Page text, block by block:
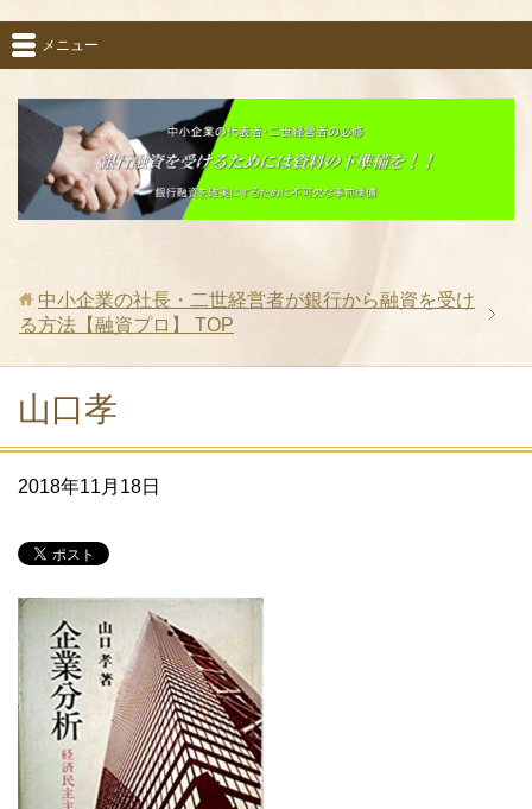
メニュー
中小企業の社長・二世経営者が銀行から融資を受け
る方法【融資プロ】
TOP
山口孝
2018年11月18日